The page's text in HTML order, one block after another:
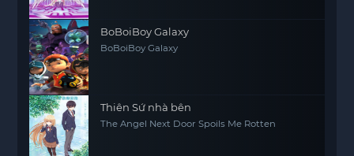
BoBoiBoy Galaxy
BoBoiBoy Galaxy
Thiên Sứ nhà bên
The Angel Next Door Spoils Me Rotten